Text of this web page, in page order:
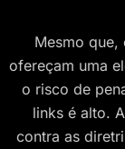
Mesmo que,
ofereçam uma
o risco de
links é alto.
contra as